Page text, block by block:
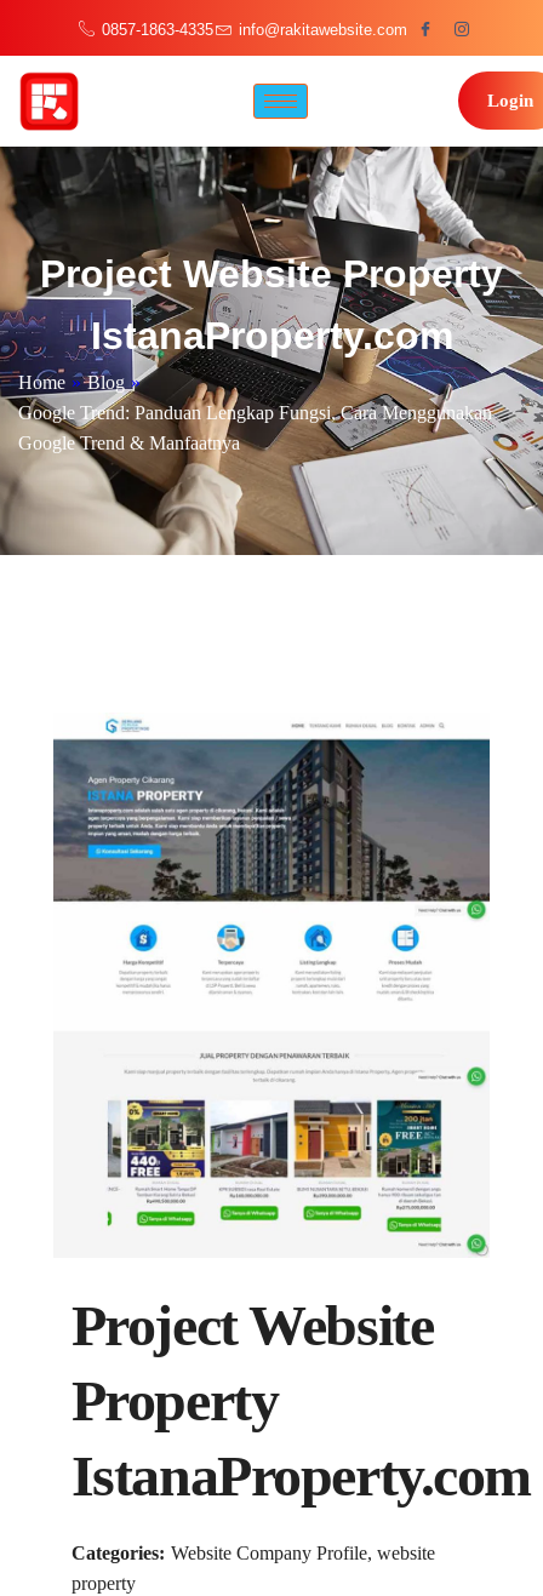
0857-1863-4335 info@rakitawebsite.com
Login
Project Website Property
IstanaProperty.com
Home » Blog »
Google Trend: Panduan Lengkap Fungsi, Cara Menggunakan
Google Trend & Manfaatnya
Project Website
Property
IstanaProperty.com
Categories: Website Company Profile, website
property